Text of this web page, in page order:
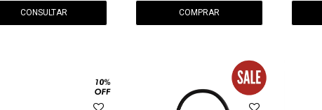
CONSULTAR